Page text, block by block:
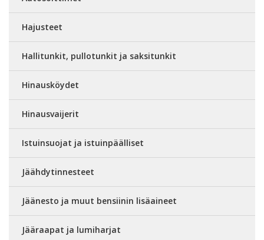
Hajusteet
Hallitunkit, pullotunkit ja saksitunkit
Hinausköydet
Hinausvaijerit
Istuinsuojat ja istuinpäälliset
Jäähdytinnesteet
Jäänesto ja muut bensiinin lisäaineet
Jääraapat ja lumiharjat